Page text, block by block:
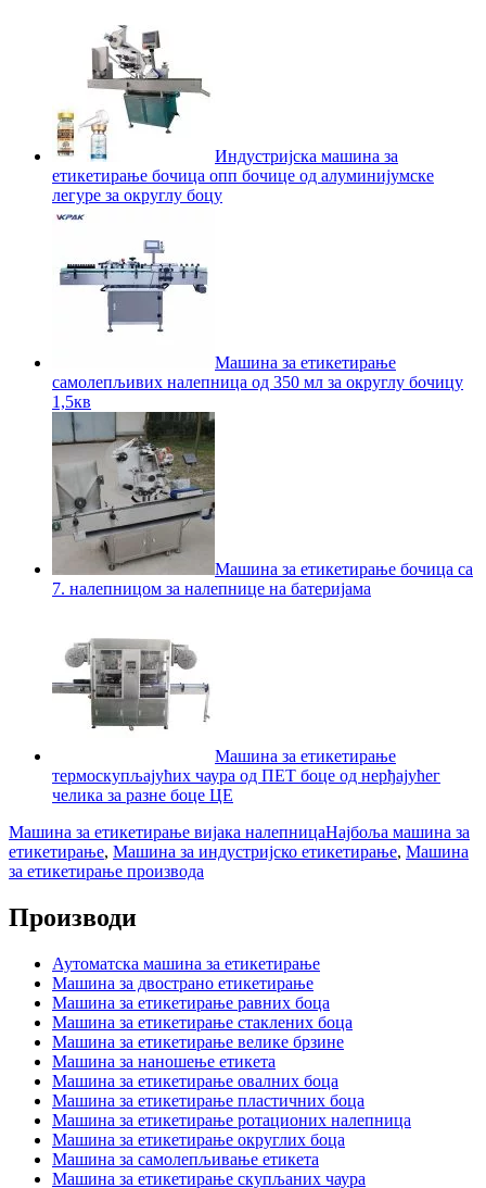
Индустријска машина за
етикетирање бочица опп бочице од алуминијумске
легуре за округлу боцу
Машина за етикетирање
самолепљивих налепница од 350 мл за округлу бочицу
1,5кв
Машина за етикетирање бочица са
7. налепницом за налепнице на батеријама
Машина за етикетирање
термоскупљајућих чаура од ПЕТ боце од нерђајућег
челика за разне боце ЦЕ
Машина за етикетирање вијака налепницаНајбоља машина за
етикетирање, Машина за индустријско етикетирање, Машина
за етикетирање производа
Производи
Аутоматска машина за етикетирање
Машина за двострано етикетирање
Машина за етикетирање равних боца
Машина за етикетирање стаклених боца
Машина за етикетирање велике брзине
Машина за наношење етикета
Машина за етикетирање овалних боца
Машина за етикетирање пластичних боца
Машина за етикетирање ротационих налепница
Машина за етикетирање округлих боца
Машина за самолепљивање етикета
Машина за етикетирање скупљаних чаура